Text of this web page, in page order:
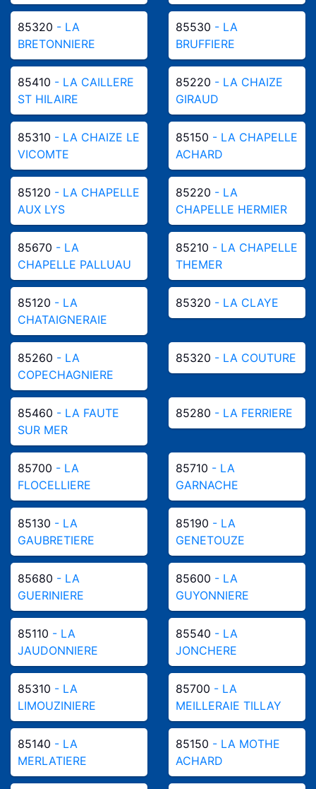
85320 - LA
BRETONNIERE
85530 - LA
BRUFFIERE
85410 - LA CAILLERE
ST HILAIRE
85220 - LA CHAIZE
GIRAUD
85310 - LA CHAIZE LE
VICOMTE
85150 - LA CHAPELLE
ACHARD
85120 - LA CHAPELLE
AUX LYS
85220 - LA
CHAPELLE HERMIER
85670 - LA
CHAPELLE PALLUAU
85210 - LA CHAPELLE
THEMER
85120 - LA
CHATAIGNERAIE
85320 - LA CLAYE
85260 - LA
COPECHAGNIERE
85320 - LA COUTURE
85460 - LA FAUTE
SUR MER
85280 - LA FERRIERE
85700 - LA
FLOCELLIERE
85710 - LA
GARNACHE
85130 - LA
GAUBRETIERE
85190 - LA
GENETOUZE
85680 - LA
GUERINIERE
85600 - LA
GUYONNIERE
85110 - LA
JAUDONNIERE
85540 - LA
JONCHERE
85310 - LA
LIMOUZINIERE
85700 - LA
MEILLERAIE TILLAY
85140 - LA
MERLATIERE
85150 - LA MOTHE
ACHARD